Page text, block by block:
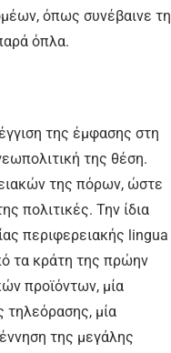
όπως συνέβαινε τη
όπλα.
της έμφασης στη
της θέση.
της πόρων, ώστε
πολιτικές. Την ίδια
περιφερειακής lingua
τα κράτη της πρώην
προϊόντων, μία
τηλεόρασης, μία
της μεγάλης